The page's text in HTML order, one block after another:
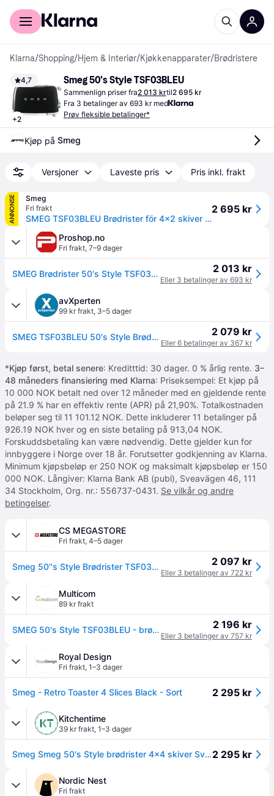
For kunder
Klarna/Shopping/Hjem & Interiør/Kjøkkenapparater/Brødristere
4,7
+2
Smeg 50's Style TSF03BLEU
Sammenlign priser fra2 013 krtil2 695 kr
Fra 3 betalinger av 693 kr med
Prøv fleksible betalinger*
Kjøp på Smeg
Versjoner Laveste pris Pris inkl. frakt
ANNONSE
Smeg
Fri frakt
SMEG TSF03BLEU Brødrister för 4x2 skiver | Sort
2 695 kr
Proshop.no
Fri frakt, 7–9 dager
SMEG Brødrister 50's Style TSF03BLEU - toaster - black 2 013 kr
Eller 3 betalinger av 693 kr
avXperten
99 kr frakt, 3–5 dager
SMEG TSF03BLEU 50's Style Brødrister – 4 Skiver – Sort 2 079 kr
Eller 6 betalinger av 367 kr
*Kjøp først, betal senere: Kreditttid: 30 dager. 0 % årlig rente. 3–
48 måneders finansiering med Klarna: Priseksempel: Et kjøp på
10 000 NOK betalt ned over 12 måneder med en gjeldende rente
på 21.9 % har en effektiv rente (APR) på 21,90%. Totalkostnaden
beløper seg til 11 101.12 NOK. Dette inkluderer 11 betalinger på
926.19 NOK hver og en siste betaling på 913,04 NOK.
Forskuddsbetaling kan være nødvendig. Dette gjelder kun for
innbyggere i Norge over 18 år. Forutsetter godkjenning av Klarna.
Minimum kjøpsbeløp er 250 NOK og maksimalt kjøpsbeløp er 150
000 NOK. Långiver: Klarna Bank AB (publ), Sveavägen 46, 111
34 Stockholm, Org. nr.: 556737-0431. Se vilkår og andre
betingelser.
CS MEGASTORE
Fri frakt, 4–5 dager
Smeg 50''s Style Brødrister TSF03BLEU Sort, 4 skiver, Svart, Rustfritt stål, Knapper, 50''s Style, Rustfritt stål 2 097 kr
Eller 3 betalinger av 722 kr
Multicom
89 kr frakt
SMEG 50's Style TSF03BLEU - brødrister - svart (TSF03BLEU) 2 196 kr
Eller 3 betalinger av 757 kr
Royal Design
Fri frakt, 1–3 dager
Smeg - Retro Toaster 4 Slices Black - Sort 2 295 kr
Kitchentime
39 kr frakt, 1–3 dager
Smeg Smeg 50's Style brødrister 4x4 skiver Svart2 295 kr
Nordic Nest
Fri frakt